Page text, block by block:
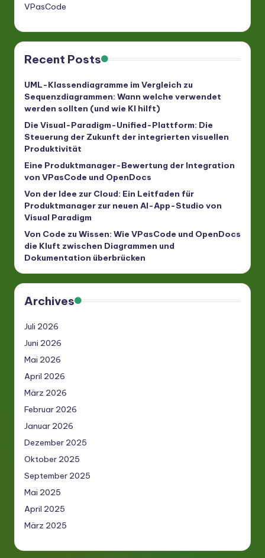
VPasCode
Recent Posts
UML-Klassendiagramme im Vergleich zu
Sequenzdiagrammen: Wann welche verwendet
werden sollten (und wie KI hilft)
Die Visual-Paradigm-Unified-Plattform: Die
Steuerung der Zukunft der integrierten visuellen
Produktivität
Eine Produktmanager-Bewertung der Integration
von VPasCode und OpenDocs
Von der Idee zur Cloud: Ein Leitfaden für
Produktmanager zur neuen AI-App-Studio von
Visual Paradigm
Von Code zu Wissen: Wie VPasCode und OpenDocs
die Kluft zwischen Diagrammen und
Dokumentation überbrücken
Archives
Juli 2026
Juni 2026
Mai 2026
April 2026
März 2026
Februar 2026
Januar 2026
Dezember 2025
Oktober 2025
September 2025
Mai 2025
April 2025
März 2025